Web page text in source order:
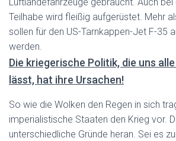
Teilhabe wird fleißig aufgerüstet. Mehr
sollen für den US-Tarnkappen-Jet F-35
werden.
Die kriegerische Politik, die uns
lässt, hat ihre Ursachen!
So wie die Wolken den Regen in sich
imperialistische Staaten den Krieg vor.
unterschiedliche Gründe heran. Sei es